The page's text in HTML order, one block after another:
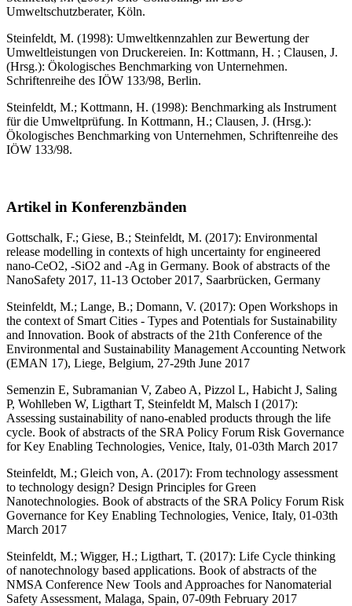
Umweltschutzberater, Köln.
Steinfeldt, M. (1998): Umweltkennzahlen zur Bewertung der
Umweltleistungen von Druckereien. In: Kottmann, H. ; Clausen, J.
(Hrsg.): Ökologisches Benchmarking von Unternehmen.
Schriftenreihe des IÖW 133/98, Berlin.
Steinfeldt, M.; Kottmann, H. (1998): Benchmarking als Instrument
für die Umweltprüfung. In Kottmann, H.; Clausen, J. (Hrsg.):
Ökologisches Benchmarking von Unternehmen, Schriftenreihe des
IÖW 133/98.
Artikel in Konferenzbänden
Gottschalk, F.; Giese, B.; Steinfeldt, M. (2017): Environmental
release modelling in contexts of high uncertainty for engineered
nano-CeO2, -SiO2 and -Ag in Germany. Book of abstracts of the
NanoSafety 2017, 11-13 October 2017, Saarbrücken, Germany
Steinfeldt, M.; Lange, B.; Domann, V. (2017): Open Workshops in
the context of Smart Cities - Types and Potentials for Sustainability
and Innovation. Book of abstracts of the 21th Conference of the
Environmental and Sustainability Management Accounting Network
(EMAN 17), Liege, Belgium, 27-29th June 2017
Semenzin E, Subramanian V, Zabeo A, Pizzol L, Habicht J, Saling
P, Wohlleben W, Ligthart T, Steinfeldt M, Malsch I (2017):
Assessing sustainability of nano-enabled products through the life
cycle. Book of abstracts of the SRA Policy Forum Risk Governance
for Key Enabling Technologies, Venice, Italy, 01-03th March 2017
Steinfeldt, M.; Gleich von, A. (2017): From technology assessment
to technology design? Design Principles for Green
Nanotechnologies. Book of abstracts of the SRA Policy Forum Risk
Governance for Key Enabling Technologies, Venice, Italy, 01-03th
March 2017
Steinfeldt, M.; Wigger, H.; Ligthart, T. (2017): Life Cycle thinking
of nanotechnology based applications. Book of abstracts of the
NMSA Conference New Tools and Approaches for Nanomaterial
Safety Assessment, Malaga, Spain, 07-09th February 2017